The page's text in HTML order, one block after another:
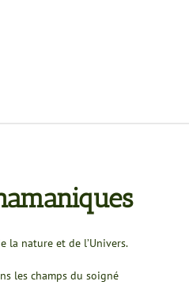
la nature et de l’Univers.
les champs du soigné